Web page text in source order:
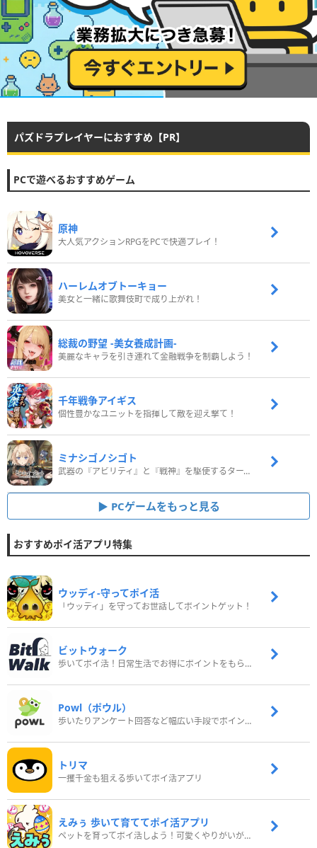
パズドラプレイヤーにおすすめ【PR】
PCで遊べるおすすめゲーム
原神
大人気アクションRPGをPCで快適プレイ！
ハーレムオブトーキョー
美女と一緒に歌舞伎町で成り上がれ！
総裁の野望 -美女養成計画-
美麗なキャラを引き連れて金融戦争を制覇しよう！
千年戦争アイギス
個性豊かなユニットを指揮して敵を迎え撃て！
ミナシゴノシゴト
武器の『アビリティ』と『戦神』を駆使するターン制コマンドバトルRPG！
PCゲームをもっと見る
おすすめポイ活アプリ特集
ウッディ‐守ってポイ活
「ウッディ」を守ってお世話してポイントゲット！
ビットウォーク
歩いてポイ活！日常生活でお得にポイントをもらおう
Powl（ポウル）
歩いたりアンケート回答など幅広い手段でポイントをゲット
トリマ
一攫千金も狙える歩いてポイ活アプリ
えみぅ 歩いて育ててポイ活アプリ
ペットを育ってポイ活しよう！可愛くやりがいがある新感覚アプリ